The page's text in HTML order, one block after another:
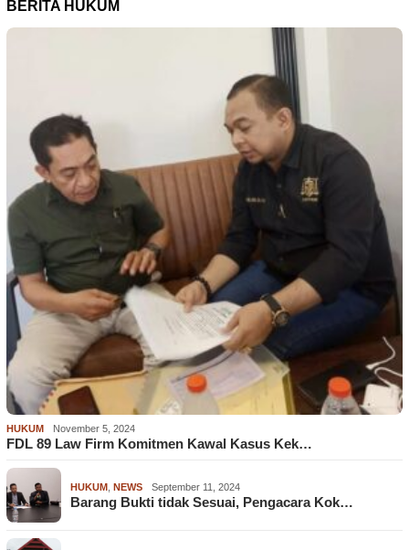
BERITA HUKUM
HUKUM November 5, 2024
FDL 89 Law Firm Komitmen Kawal Kasus Kek…
HUKUM NEWS September 11, 2024
Barang Bukti tidak Sesuai, Pengacara Kok…